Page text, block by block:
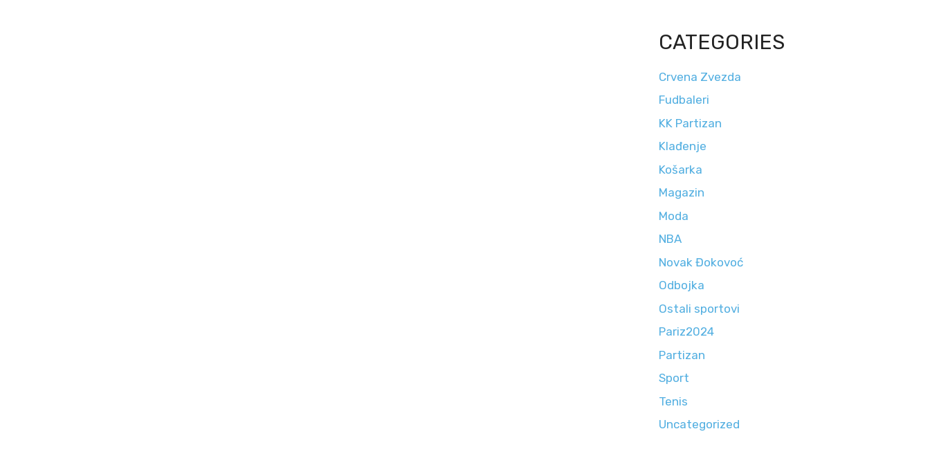
CATEGORIES
Crvena Zvezda
Fudbaleri
KK Partizan
Klađenje
Košarka
Magazin
Moda
NBA
Novak Đokovoć
Odbojka
Ostali sportovi
Pariz2024
Partizan
Sport
Tenis
Uncategorized